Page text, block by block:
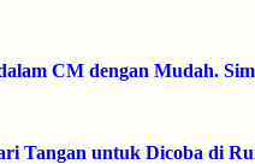
CM dengan Mudah.
Tangan untuk Dicoba di